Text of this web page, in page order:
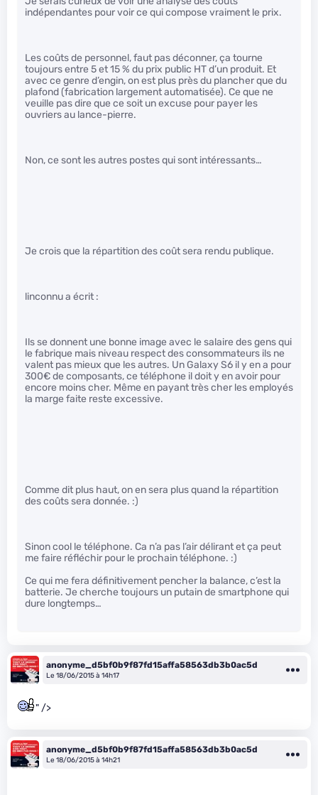
indépendantes pour voir ce qui compose vraiment le prix.
Les coûts de personnel, faut pas déconner, ça tourne
toujours entre 5 et 15 % du prix public HT d’un produit. Et
avec ce genre d’engin, on est plus près du plancher que du
plafond (fabrication largement automatisée). Ce que ne
veuille pas dire que ce soit un excuse pour payer les
ouvriers au lance-pierre.
Non, ce sont les autres postes qui sont intéressants…
Je crois que la répartition des coût sera rendu publique.
linconnu a écrit :
Ils se donnent une bonne image avec le salaire des gens qui
le fabrique mais niveau respect des consommateurs ils ne
valent pas mieux que les autres. Un Galaxy S6 il y en a pour
300€ de composants, ce téléphone il doit y en avoir pour
encore moins cher. Même en payant très cher les employés
la marge faite reste excessive.
Comme dit plus haut, on en sera plus quand la répartition
des coûts sera donnée. :)
Sinon cool le téléphone. Ca n’a pas l’air délirant et ça peut
me faire réfléchir pour le prochain téléphone. :)
Ce qui me fera définitivement pencher la balance, c’est la
batterie. Je cherche toujours un putain de smartphone qui
dure longtemps…
anonyme_d5bf0b9f87fd15affa58563db3b0ac5d
Le 18/06/2015 à 14h17
" />
anonyme_d5bf0b9f87fd15affa58563db3b0ac5d
Le 18/06/2015 à 14h21